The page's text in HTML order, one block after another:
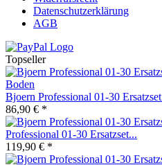
Datenschutzerklärung
AGB
Topseller
Bjoern Professional 01-30
86,90 € *
Professional 01-30 Ersatzset...
119,90 € *